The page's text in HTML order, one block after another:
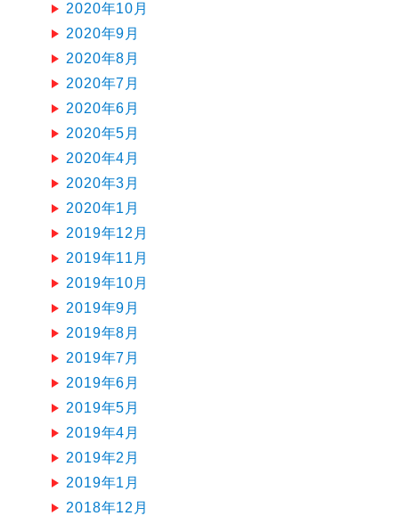
2020年10月
2020年9月
2020年8月
2020年7月
2020年6月
2020年5月
2020年4月
2020年3月
2020年1月
2019年12月
2019年11月
2019年10月
2019年9月
2019年8月
2019年7月
2019年6月
2019年5月
2019年4月
2019年2月
2019年1月
2018年12月